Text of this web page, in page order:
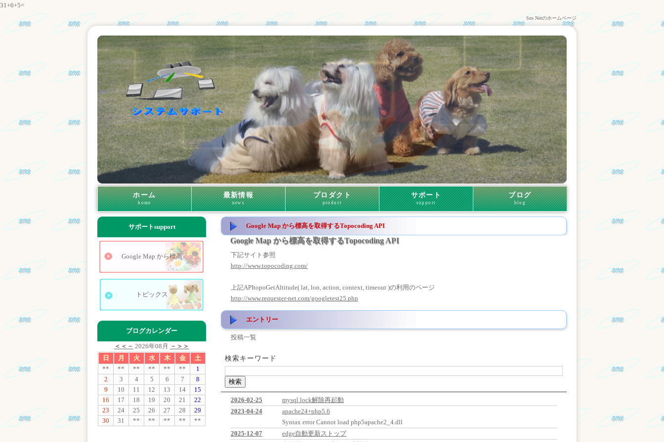
31+6+5=
Sns Netのホームページ
ホーム
home
最新情報
news
プロダクト
product
サポート
support
ブログ
blog
Google Map から標高を取得するTopocoding API
Google Map から標高を取得するTopocoding API
下記サイト参照
http://www.topocoding.com/
上記APItopoGetAltitude( lat, lon, action, context, timeout )の利用のページ
http://www.requester-net.com/googletest25.php
エントリー
投稿一覧
検索キーワード
2026-02-25
mysql lock解除再起動
2023-04-24
apache24+php5.6
Syntax error Cannot load php5apache2_4.dll
2025-12-07
edge自動更新ストップ
サポートsupport
Google Map から標高
トピックス
ブログカレンダー
＜＜－ 2026年08月
－＞＞
日
月 火 水 木 金
土
**
** ** ** ** **
1
2
3 4 5 6 7
8
9
10 11 12 13 14
15
16
17 18 19 20 21
22
23
24 25 26 27 28
29
30
31 ** ** ** ** **